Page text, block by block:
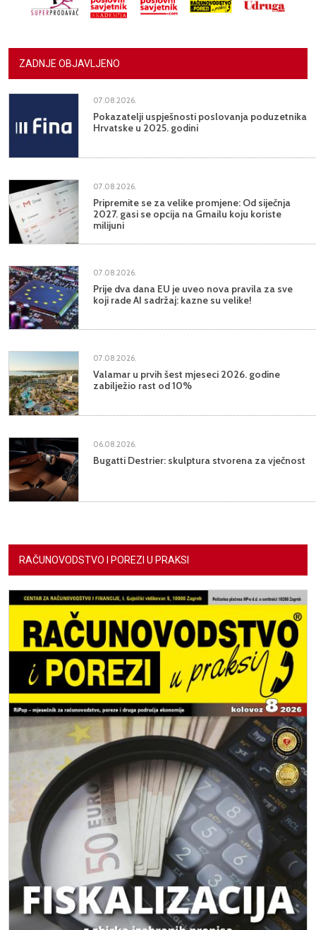
ZADNJE OBJAVLJENO
07.08.2026.
Pokazatelji uspješnosti poslovanja poduzetnika
Hrvatske u 2025. godini
07.08.2026.
Pripremite se za velike promjene: Od siječnja
2027. gasi se opcija na Gmailu koju koriste
milijuni
07.08.2026.
Prije dva dana EU je uveo nova pravila za sve
koji rade AI sadržaj: kazne su velike!
07.08.2026.
Valamar u prvih šest mjeseci 2026. godine
zabilježio rast od 10%
06.08.2026.
Bugatti Destrier: skulptura stvorena za vječnost
RAČUNOVODSTVO I POREZI U PRAKSI